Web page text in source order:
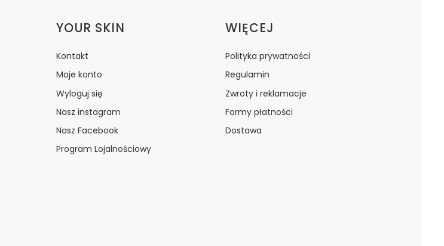
YOUR SKIN
Kontakt
Moje konto
Wyloguj się
Nasz instagram
Nasz Facebook
Program Lojalnościowy
WIĘCEJ
Polityka prywatności
Regulamin
Zwroty i reklamacje
Formy płatności
Dostawa